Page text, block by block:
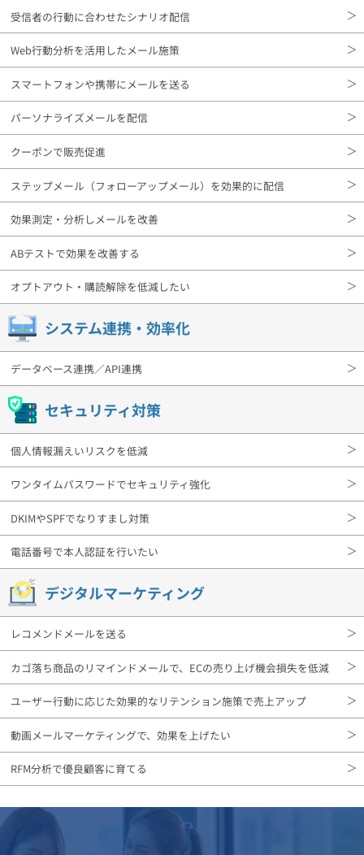
受信者の行動に合わせたシナリオ配信
Web行動分析を活用したメール施策
スマートフォンや携帯にメールを送る
パーソナライズメールを配信
クーポンで販売促進
ステップメール（フォローアップメール）を効果的に配信
効果測定・分析しメールを改善
ABテストで効果を改善する
オプトアウト・購読解除を低減したい
システム連携・効率化
データベース連携／API連携
セキュリティ対策
個人情報漏えいリスクを低減
ワンタイムパスワードでセキュリティ強化
DKIMやSPFでなりすまし対策
電話番号で本人認証を行いたい
デジタルマーケティング
レコメンドメールを送る
カゴ落ち商品のリマインドメールで、ECの売り上げ機会損失を低減
ユーザー行動に応じた効果的なリテンション施策で売上アップ
動画メールマーケティングで、効果を上げたい
RFM分析で優良顧客に育てる